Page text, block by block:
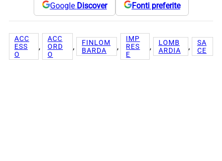
Google Discover Fonti preferite
ACC
ESS
O
,
ACC
ORD
O
,
FINLOM
BARDA
,
IMP
RES
E
,
LOMB
ARDIA
,
SA
CE